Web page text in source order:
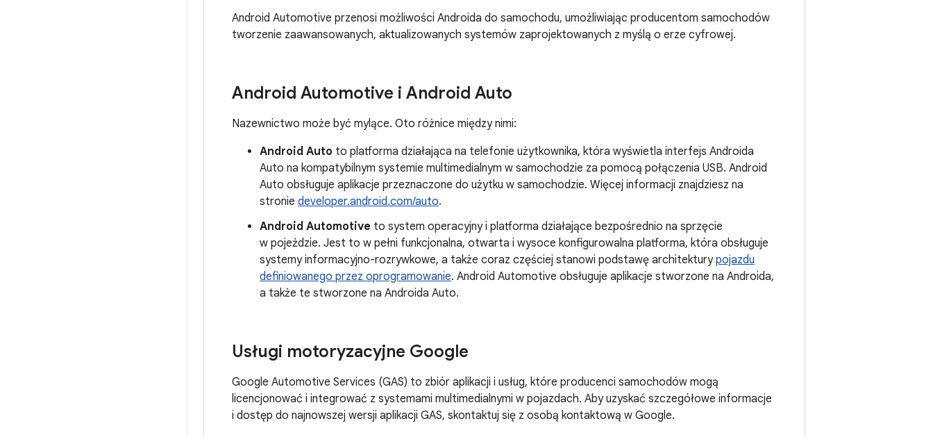
Android Automotive przenosi możliwości Androida do samochodu, umożliwiając producentom samochodów
tworzenie zaawansowanych, aktualizowanych systemów zaprojektowanych z myślą o erze cyfrowej.
Android Automotive i Android Auto
Nazewnictwo może być mylące. Oto różnice między nimi:
Android Auto to platforma działająca na telefonie użytkownika, która wyświetla interfejs Androida
Auto na kompatybilnym systemie multimedialnym w samochodzie za pomocą połączenia USB. Android
Auto obsługuje aplikacje przeznaczone do użytku w samochodzie. Więcej informacji znajdziesz na
stronie developer.android.com/auto.
Android Automotive to system operacyjny i platforma działające bezpośrednio na sprzęcie
w pojeździe. Jest to w pełni funkcjonalna, otwarta i wysoce konfigurowalna platforma, która obsługuje
systemy informacyjno-rozrywkowe, a także coraz częściej stanowi podstawę architekturypojazdu
definiowanego przez oprogramowanie. Android Automotive obsługuje aplikacje stworzone na Androida,
a także te stworzone na Androida Auto.
Usługi motoryzacyjne Google
Google Automotive Services (GAS) to zbiór aplikacji i usług, które producenci samochodów mogą
licencjonować i integrować z systemami multimedialnymi w pojazdach. Aby uzyskać szczegółowe informacje
i dostęp do najnowszej wersji aplikacji GAS, skontaktuj się z osobą kontaktową w Google.